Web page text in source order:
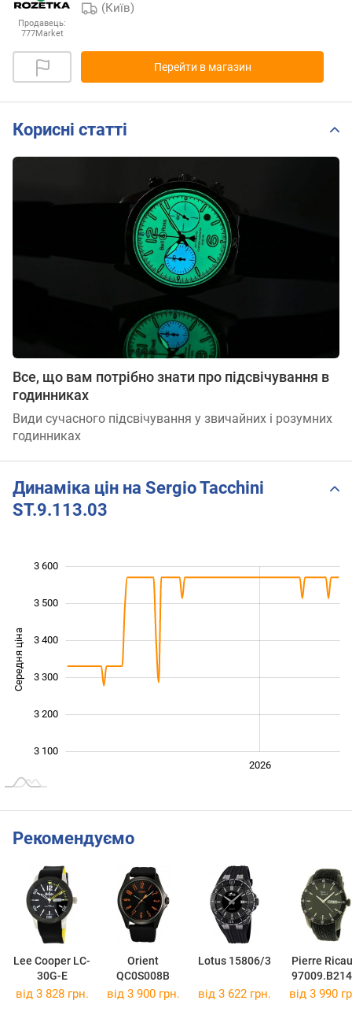
Продавець:
777Market
(Київ)
Перейти в магазин
Корисні статті
Все, що вам потрібно знати про підсвічування в
годинниках
Види сучасного підсвічування у звичайних і розумних
годинниках
Динаміка цін на Sergio Tacchini
ST.9.113.03
Середня ціна
3 100
3 200
3 300
3 400
3 500
3 600
2026
Рекомендуємо
Lee Cooper LC-
30G-E
Orient
QC0S008B
Lotus 15806/3
Pierre
від 3 828 грн. від 3 900 грн. від 3 622 грн. від 3 990